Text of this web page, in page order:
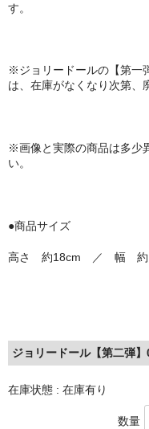
す。
※ジョリードールの【第一
は、在庫がなくなり次第、
※画像と実際の商品は多少
い。
●商品サイズ
高さ 約18cm ／ 幅
ジョリードール【第二弾
在庫状態 : 在庫有り
数量